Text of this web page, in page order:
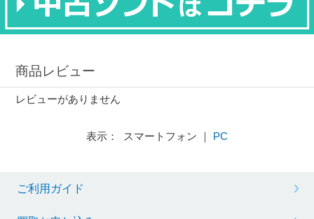
商品レビュー
レビューがありません
表示： スマートフォン ｜ PC
ご利用ガイド